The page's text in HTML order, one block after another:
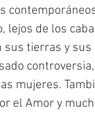
lejos de los
sus tierras y
mujeres.
el Amor y